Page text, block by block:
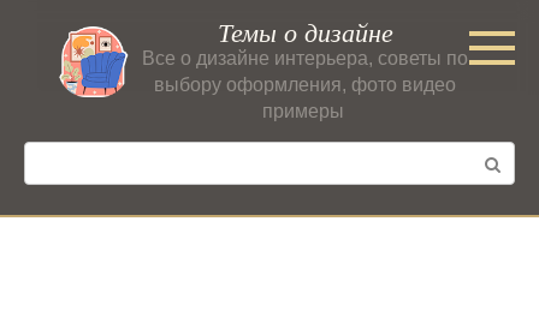
контенту
Темы о дизайне
Все о дизайне интерьера, советы по
выбору оформления, фото видео
примеры
Поиск: